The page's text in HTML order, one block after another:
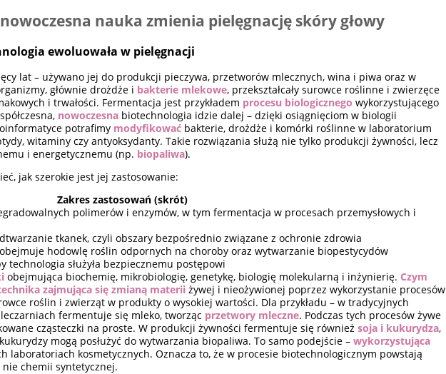
nauka zmienia pielęgnację skóry głowy
ewoluowała w pielęgnacji
lat – używano jej do produkcji pieczywa, przetworów mlecznych, wina i piwa oraz w
głównie drożdże i bakterie mlekowe, przekształcały surowce roślinne i zwierzęce
i trwałości. Fermentacja jest przykładem procesu biologicznego wykorzystującego
nowoczesna biotechnologia idzie dalej – dzięki osiągnięciom w biologii
potrafimy modyfikować bakterie, drożdże i komórki roślinne w laboratorium
witaminy czy antyoksydanty. Takie rozwiązania służą nie tylko produkcji żywności, lecz
i energetycznemu (np. biopaliwa).
jak szerokie jest jej zastosowanie:
Zakres zastosowań (skrót)
polimerów i enzymów, w tym fermentacja w procesach przemysłowych i
tkanek, czyli obszary bezpośrednio związane z ochronie zdrowia
hodowlę roślin odpornych na choroby oraz wytwarzanie biopestycydów
służyła bezpiecznemu postępowi
obejmująca biochemię, mikrobiologię, genetykę, biologię molekularną i inżynierię. Czym
zajmująca się zmianą materii żywej i nieożywionej poprzez wykorzystanie procesów
roślin i zwierząt w produkty o wysokiej wartości. Dla przykładu – w tradycyjnych
fermentuje się mleko, tworząc przetwory mleczne. Podczas tych procesów żywe
cząsteczki na proste. W produkcji żywności fermentuje się równieżsoja i kukurydza,
mogą posłużyć do wytwarzania biopaliwa. To samo podejście –wykorzystująca
laboratoriach kosmetycznych. Oznacza to, że w procesie biotechnologicznym powstają
chemii syntetycznej.